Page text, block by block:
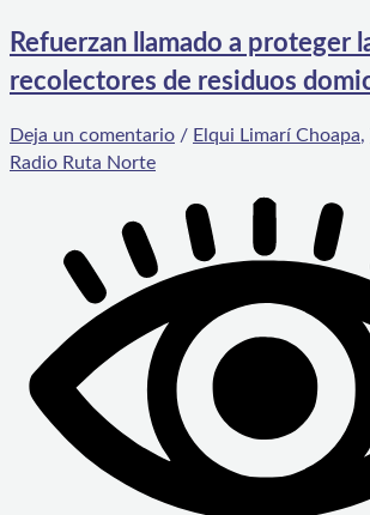
Refuerzan llamado a proteger
recolectores de residuos
Deja un comentario / Elqui Limarí Choapa,
Radio Ruta Norte